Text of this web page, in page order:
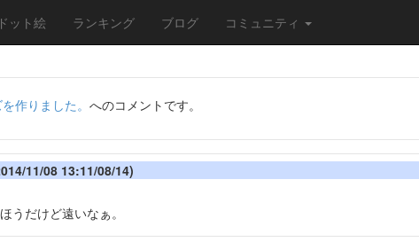
ドット絵 ランキング ブログ コミュニティ
作りました。 へのコメントです。
11/08 13:11/08/14)
うだけど遠いなぁ。